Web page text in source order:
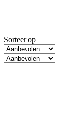
Sorteer op